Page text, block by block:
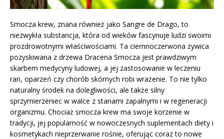
Smocza krew, znana również jako Sangre de Drago, to
niezwykła substancja, która od wieków fascynuje ludzi swoimi
prozdrowotnymi właściwościami. Ta ciemnoczerwona żywica
pozyskiwana z drzewa Dracena Smocza jest prawdziwym
skarbem medycyny ludowej, a jej zastosowanie w leczeniu
ran, oparzeń czy chorób skórnych robi wrażenie. To nie tylko
naturalny środek na dolegliwości, ale także silny
sprzymierzeniec w walce z stanami zapalnymi i w regeneracji
organizmu. Chociaż smocza krew ma swoje korzenie w
tradycji, jej popularność w nowoczesnych suplementach diety i
kosmetykach nieprzerwanie rośnie, oferując coraz to nowe